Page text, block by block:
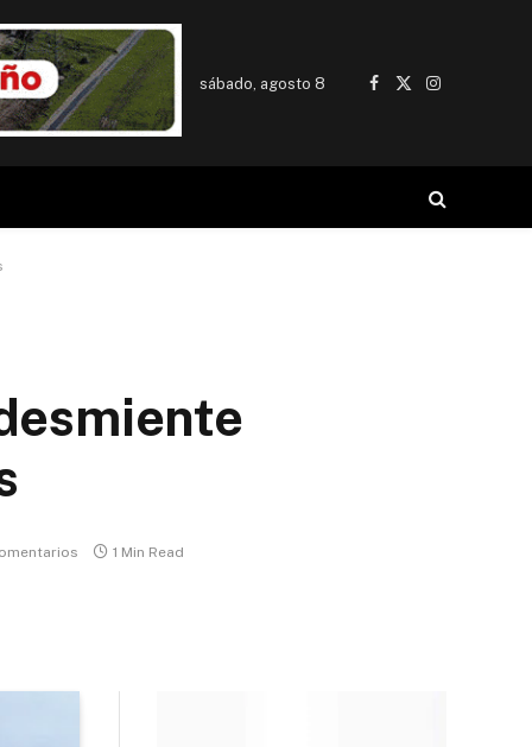
sábado, agosto 8
Facebook
X
Instagram
1 Min Read